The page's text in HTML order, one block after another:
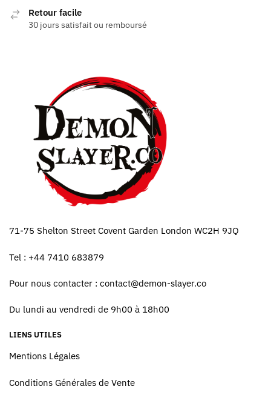
Retour facile
30 jours satisfait ou remboursé
71-75 Shelton Street Covent Garden London WC2H 9JQ
Tel : +44 7410 683879
Pour nous contacter : contact@demon-slayer.co
Du lundi au vendredi de 9h00 à 18h00
LIENS UTILES
Mentions Légales
Conditions Générales de Vente